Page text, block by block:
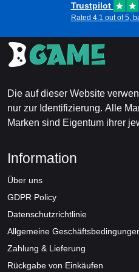
Trustpilot
Rated 4.1 out of 5,
Die auf dieser Website
nur zur Identifizierung. Alle
Marken sind Eigentum ihrer
Information
Über uns
GDPR Policy
Datenschutzrichtlinie
Allgemeine
Zahlung & Lieferung
Rückgabe von Einkäufen